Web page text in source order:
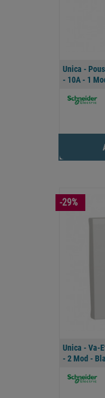
Unica -
- 10A - 1
Unica - Va-
- 2 Mod -
-29%